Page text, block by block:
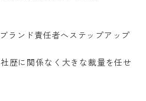
ランド責任者へステップアップ
歴に関係なく大きな裁量を任せ